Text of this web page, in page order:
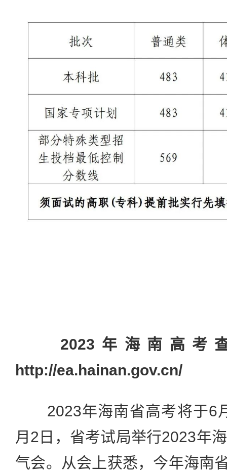
2023年海南高考
http://ea.hainan.gov.cn/
2023年海南省高考将于6
月2日，省考试局举行2023年
气会。从会上获悉，今年海南